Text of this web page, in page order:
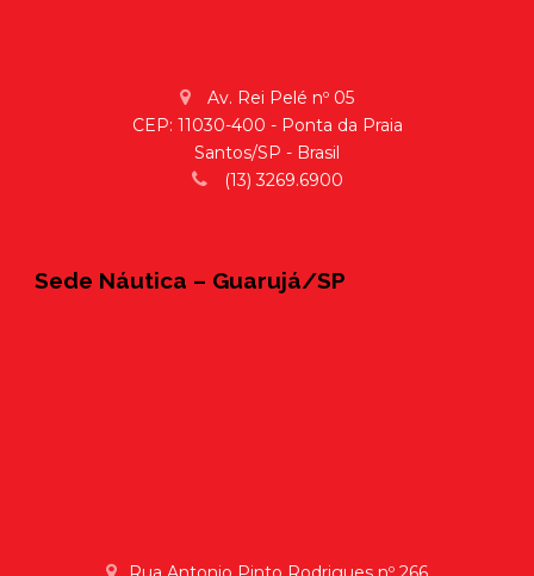
Av. Rei Pelé nº 05
CEP: 11030-400 - Ponta da Praia
Santos/SP - Brasil
(13) 3269.6900
Sede Náutica – Guarujá/SP